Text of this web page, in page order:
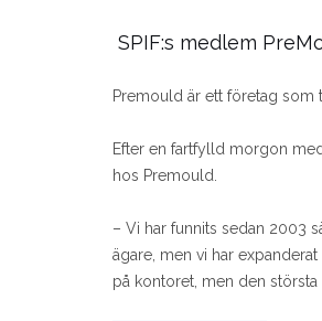
SPIF:s medlem
Premould är ett företag som
Efter en fartfylld morgon
hos Premould.
– Vi har funnits sedan 2003
ägare, men vi har
på kontoret, men den